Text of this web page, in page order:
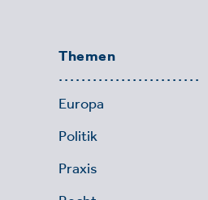
Themen
Europa
Politik
Praxis